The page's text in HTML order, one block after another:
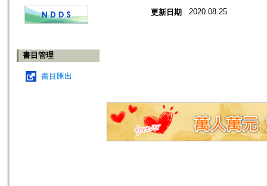
書目管理
書目匯出
更新日期 2020.08.25